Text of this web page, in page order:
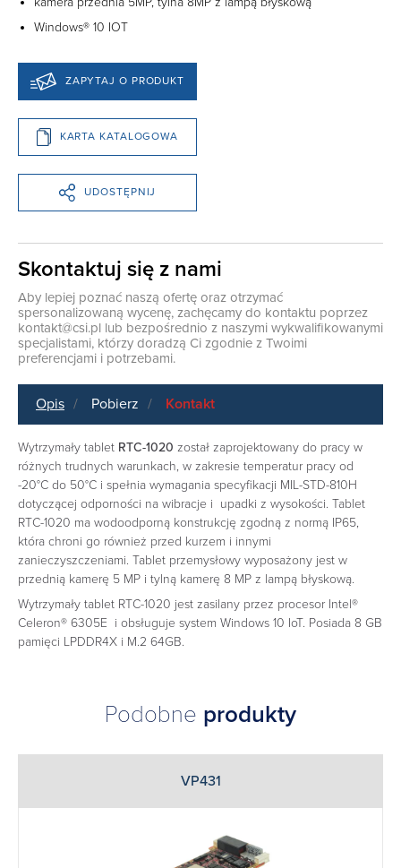
Windows® 10 IOT
ZAPYTAJ O PRODUKT
KARTA KATALOGOWA
UDOSTĘPNIJ
Skontaktuj się z nami
Aby lepiej poznać naszą ofertę oraz otrzymać
spersonalizowaną wycenę, zachęcamy do kontaktu poprzez
kontakt@csi.pl lub bezpośrednio z naszymi wykwalifikowanymi
specjalistami, którzy doradzą Ci zgodnie z Twoimi
preferencjami i potrzebami.
Opis Pobierz Kontakt
Wytrzymały tablet RTC-1020 został zaprojektowany do pracy w
różnych trudnych warunkach, w zakresie temperatur pracy od
-20°C do 50°C i spełnia wymagania specyfikacji MIL-STD-810H
dotyczącej odporności na wibracje i upadki z wysokości. Tablet
RTC-1020 ma wodoodporną konstrukcję zgodną z normą IP65,
która chroni go również przed kurzem i innymi
zanieczyszczeniami. Tablet przemysłowy wyposażony jest w
przednią kamerę 5 MP i tylną kamerę 8 MP z lampą błyskową.
Wytrzymały tablet RTC-1020 jest zasilany przez procesor Intel®
Celeron® 6305E i obsługuje system Windows 10 IoT. Posiada 8 GB
pamięci LPDDR4X i M.2 64GB.
Podobne produkty
VP431